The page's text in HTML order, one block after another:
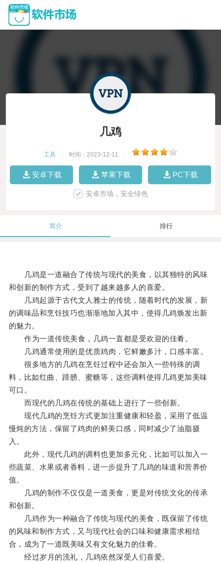
几鸡
工具 时间：2023-12-11
安卓下载 苹果下载 PC下载
安卓市场，安全绿色
简介 排行
几鸡是一道融合了传统与现代的美食，以其独特的风味
和创新的制作方式，受到了越来越多人的喜爱。
几鸡起源于古代文人雅士的传统，随着时代的发展，新
的调味品和烹饪技巧也渐渐地加入其中，使得几鸡焕发出新
的魅力。
作为一道传统美食，几鸡一直都是受欢迎的佳肴。
几鸡通常使用的是优质鸡肉，它鲜嫩多汁，口感丰富。
很多地方的几鸡在烹饪过程中还会加入一些特殊的调
料，比如红曲、蹄膀、蜜糖等，这些调料使得几鸡更加美味
可口。
而现代的几鸡在传统的基础上进行了一些创新。
现代几鸡的烹饪方式更加注重健康和轻盈，采用了低温
慢炖的方法，保留了鸡肉的鲜美口感，同时减少了油脂摄
入。
此外，现代几鸡的调料也更加多元化，比如可以加入一
些蔬菜、水果或者香料，进一步提升了几鸡的味道和营养价
值。
几鸡的制作不仅仅是一道美食，更是对传统文化的传承
和创新。
几鸡作为一种融合了传统与现代的美食，既保留了传统
的风味和制作方式，又与现代社会的口味和健康需求相结
合，成为了一道既美味又有文化魅力的佳肴。
经过岁月的洗礼，几鸡依然深受人们喜爱。